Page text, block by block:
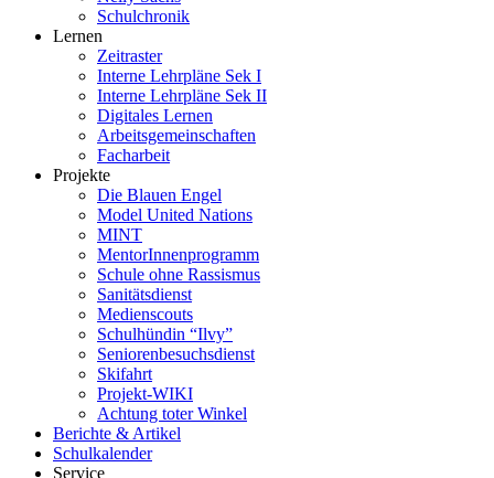
Schulchronik
Lernen
Zeitraster
Interne Lehrpläne Sek I
Interne Lehrpläne Sek II
Digitales Lernen
Arbeitsgemeinschaften
Facharbeit
Projekte
Die Blauen Engel
Model United Nations
MINT
MentorInnenprogramm
Schule ohne Rassismus
Sanitätsdienst
Medienscouts
Schulhündin “Ilvy”
Seniorenbesuchsdienst
Skifahrt
Projekt-WIKI
Achtung toter Winkel
Berichte & Artikel
Schulkalender
Service